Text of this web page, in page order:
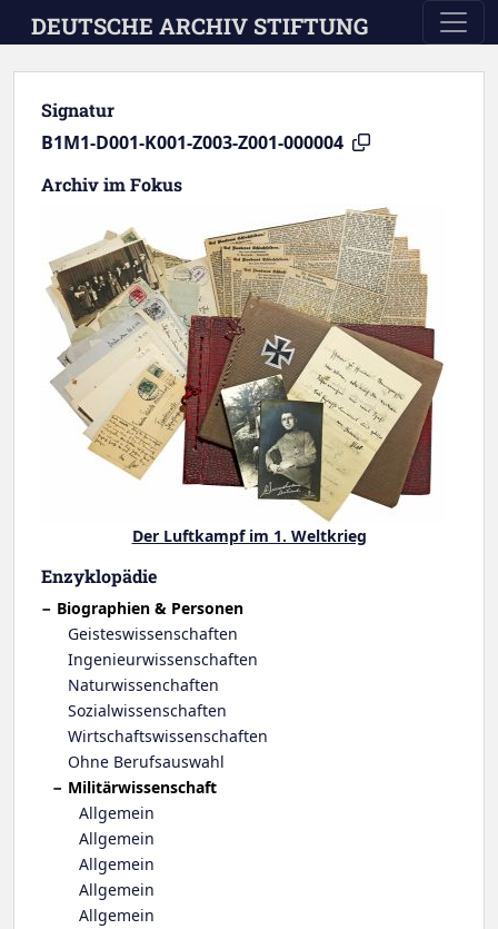
Skip to main content
DEUTSCHE ARCHIV STIFTUNG
Signatur
B1M1-D001-K001-Z003-Z001-000004
Archiv im Fokus
Der Luftkampf im 1. Weltkrieg
Enzyklopädie
Biographien & Personen
Geisteswissenschaften
Ingenieurwissenschaften
Naturwissenchaften
Sozialwissenschaften
Wirtschaftswissenschaften
Ohne Berufsauswahl
Militärwissenschaft
Allgemein
Allgemein
Allgemein
Allgemein
Allgemein